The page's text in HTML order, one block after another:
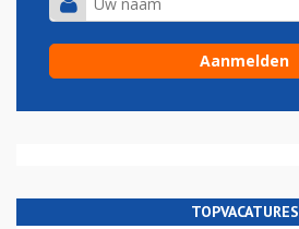
TOPVACATURES